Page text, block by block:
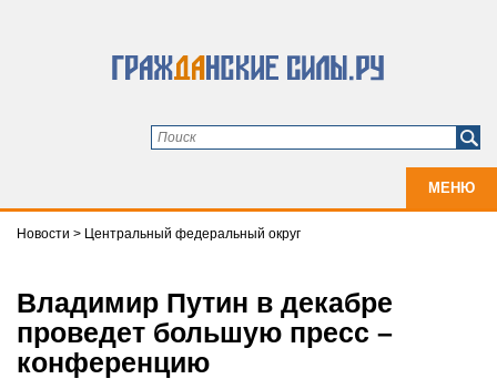
МЕНЮ
Новости > Центральный федеральный округ
Владимир Путин в декабре
проведет большую пресс –
конференцию